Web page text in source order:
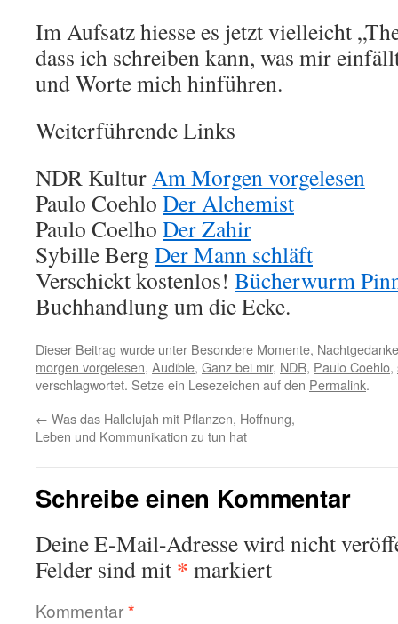
Im Aufsatz hiesse es jetzt vielleicht
dass ich schreiben kann, was mir
und Worte mich hinführen.
Weiterführende Links
NDR KulturAm Morgen vorgelesen
Paulo Coehlo Der Alchemist
Paulo Coelho Der Zahir
Sybille Berg Der Mann schläft
Verschickt kostenlos! Bücherwurm
Buchhandlung um die Ecke.
Dieser Beitrag wurde unter Besondere Momente,
morgen vorgelesen, Audible, Ganz bei mir, NDR, Paulo Coehlo,
verschlagwortet. Setze ein Lesezeichen auf den Permalink.
← Was das Hallelujah mit Pflanzen, Hoffnung,
Leben und Kommunikation zu tun hat
Schreibe einen Kommentar
Deine E-Mail-Adresse wird nicht
Felder sind mit * markiert
Kommentar*